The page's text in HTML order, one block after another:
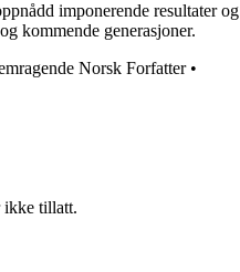
imponerende resultater og
kommende generasjoner.
Norsk Forfatter•
ikke tillatt.